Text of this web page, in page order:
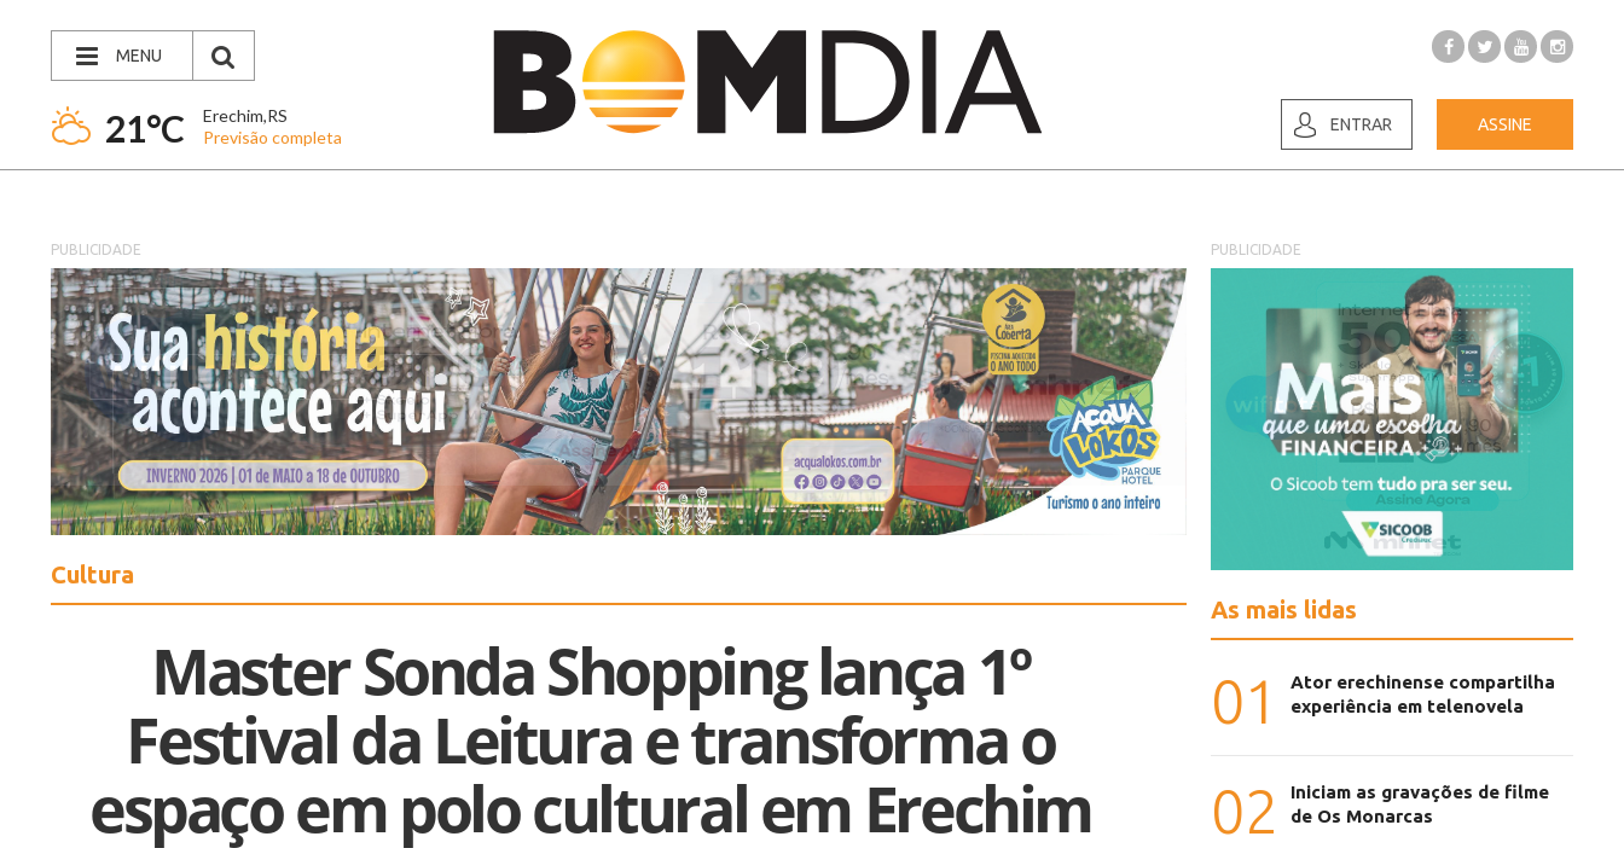
MENU
21°C
Erechim,RS
Previsão completa
ENTRAR ASSINE
PUBLICIDADE
Cultura
Master Sonda Shopping lança 1º
Festival da Leitura e transforma o
espaço em polo cultural em Erechim
PUBLICIDADE
As mais lidas
01
Ator erechinense compartilha
experiência em telenovela
02
Iniciam as gravações de filme
de Os Monarcas